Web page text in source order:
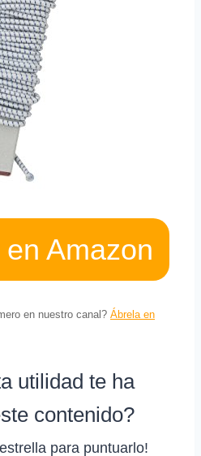
Amazon
en nuestro canal? Ábrela en
utilidad te ha
contenido?
para puntuarlo!